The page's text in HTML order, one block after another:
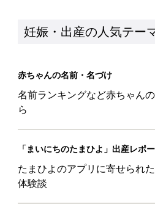
妊娠・出産の人気テー
赤ちゃんの名前・名づけ
名前ランキングなど赤ちゃん
ら
「まいにちのたまひよ」出産レポ
たまひよのアプリに寄せられ
体験談